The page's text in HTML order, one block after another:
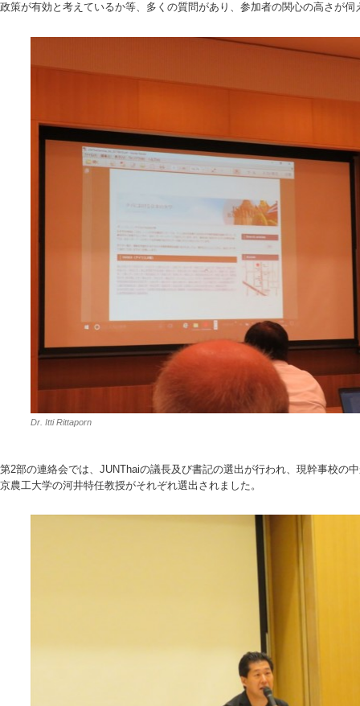
政策が有効と考えているか等、多くの質問があり、参加者の関心の高さが伺
Dr. Itti Rittaporn
第2部の連絡会では、JUNThaiの議長及び書記の選出が行われ、現幹事校の
京農工大学の河井特任教授がそれぞれ選出されました。